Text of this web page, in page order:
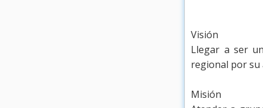
Visión
Llegar a ser
regional por su
Misión